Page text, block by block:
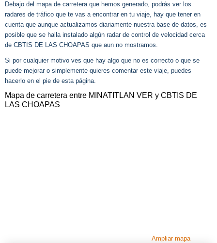
Debajo del mapa de carretera que hemos generado, podrás ver los
radares de tráfico que te vas a encontrar en tu viaje, hay que tener en
cuenta que aunque actualizamos diariamente nuestra base de datos, es
posible que se halla instalado algún radar de control de velocidad cerca
de CBTIS DE LAS CHOAPAS que aun no mostramos.
Si por cualquier motivo ves que hay algo que no es correcto o que se
puede mejorar o simplemente quieres comentar este viaje, puedes
hacerlo en el pie de esta página.
Mapa de carretera entre MINATITLAN VER y CBTIS DE
LAS CHOAPAS
Ampliar mapa